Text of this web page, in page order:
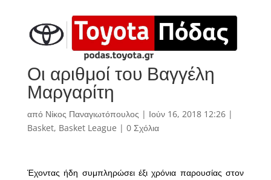
Οι αριθμοί του Βαγγέλη
Μαργαρίτη
από Νίκος Παναγιωτόπουλος | Ιούν 16, 2018 12:26|
Basket, Basket League | 0 Σχόλια
Έχοντας ήδη συμπληρώσει έξι χρόνια παρουσίας στον